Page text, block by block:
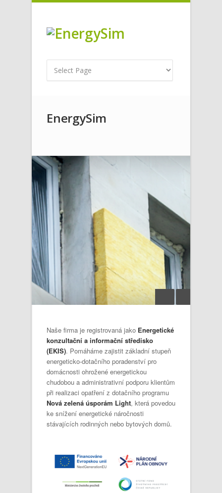
EnergySim
Naše firma je registrovaná jako Energetické
konzultační a informační středisko
(EKIS). Pomáháme zajistit základní stupeň
energeticko-dotačního poradenství pro
domácnosti ohrožené energetickou
chudobou a administrativní podporu klientům
při realizaci opatření z dotačního programu
Nová zelená úsporám Light, která povedou
ke snížení energetické náročnosti
stávajících rodinných nebo bytových domů.